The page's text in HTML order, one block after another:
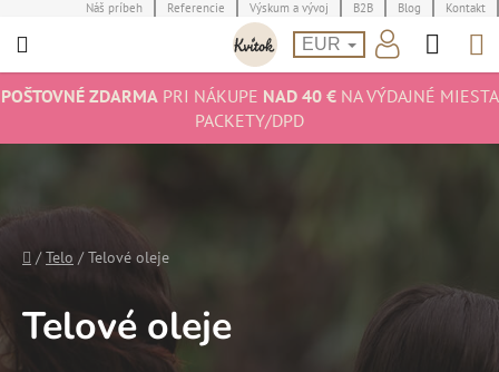
na
Náš príbeh Referencie Výskum a vývoj B2B Blog Kontakt
EUR
POŠTOVNÉ ZDARMAPRI NÁKUPE NAD 40 €NA VÝDAJNÉ MIESTA
PACKETY/DPD
Domov
/ Telo / Telové oleje
Telové oleje